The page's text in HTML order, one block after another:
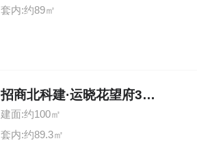
套内:约89㎡
招商北科建·运晓花望府3室2厅2卫
建面:约100㎡
套内:约89.3㎡